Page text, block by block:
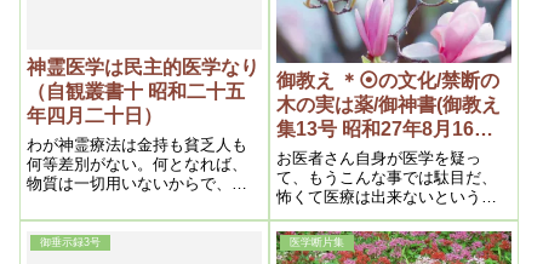
神霊医学は民主的医学なり
（自観叢書十 昭和二十五
年四月二十日）
わが神霊療法は金持も貧乏人も
何等差別がない。何となれば、
物質は一切用いないからで、
人体から放射する光波を以てす
る体当りである。それで医療の
御教え ＊⦿の文化/禁断の
木の実は薬/御神書(御教え
集13号 昭和27年8月16日
②)
お医者さん自身が医学を疑っ
て、もうこんな事では駄目だ、
怖くて医療は出来ないという事
になりますから、そうすると別
に外殻から医学をどうするので
なくて、御自分の方で医学を捨
御垂示録3号 医学断片集